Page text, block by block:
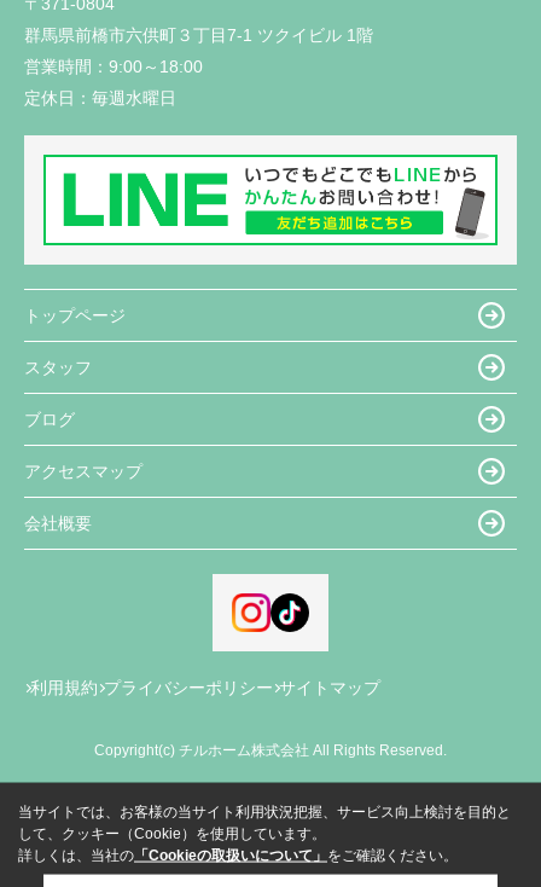
〒371-0804
群馬県前橋市六供町３丁目7-1 ツクイビル 1階
営業時間： 9:00～18:00
定休日： 毎週水曜日
トップページ
スタッフ
ブログ
アクセスマップ
会社概要
利用規約 プライバシーポリシー サイトマップ
Copyright(c) チルホーム株式会社 All Rights Reserved.
当サイトでは、お客様の当サイト利用状況把握、サービス向上検討を目的と
して、クッキー（Cookie）を使用しています。
詳しくは、当社の 「Cookieの取扱いについて」 をご確認ください。